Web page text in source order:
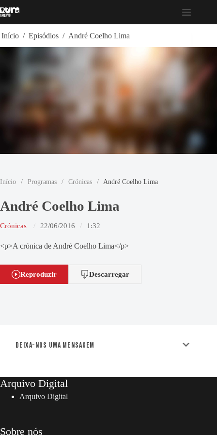
para
Início / Episódios / André Coelho Lima
Início / Programas / Crónicas / André Coelho Lima
André Coelho Lima
Crónicas 22/06/2016 1:32
<p>A crónica de André Coelho Lima</p>
Reproduzir Descarregar
Deixa-nos uma mensagem
Arquivo Digital
Arquivo Digital
Sobre nós